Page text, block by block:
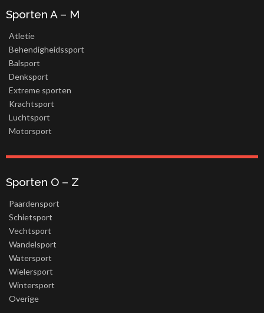
Sporten A – M
Atletie
Behendigheidssport
Balsport
Denksport
Extreme sporten
Krachtsport
Luchtsport
Motorsport
Sporten O – Z
Paardensport
Schietsport
Vechtsport
Wandelsport
Watersport
Wielersport
Wintersport
Overige